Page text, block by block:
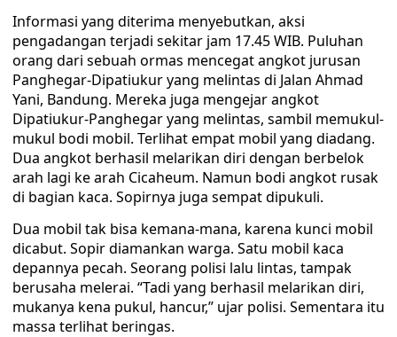
Informasi yang diterima menyebutkan, aksi
pengadangan terjadi sekitar jam 17.45 WIB. Puluhan
orang dari sebuah ormas mencegat angkot jurusan
Panghegar-Dipatiukur yang melintas di Jalan Ahmad
Yani, Bandung. Mereka juga mengejar angkot
Dipatiukur-Panghegar yang melintas, sambil memukul-
mukul bodi mobil. Terlihat empat mobil yang diadang.
Dua angkot berhasil melarikan diri dengan berbelok
arah lagi ke arah Cicaheum. Namun bodi angkot rusak
di bagian kaca. Sopirnya juga sempat dipukuli.
Dua mobil tak bisa kemana-mana, karena kunci mobil
dicabut. Sopir diamankan warga. Satu mobil kaca
depannya pecah. Seorang polisi lalu lintas, tampak
berusaha melerai. “Tadi yang berhasil melarikan diri,
mukanya kena pukul, hancur,” ujar polisi. Sementara itu
massa terlihat beringas.